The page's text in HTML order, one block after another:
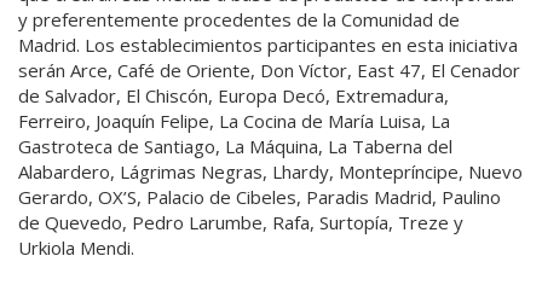
y preferentemente procedentes de la Comunidad de
Madrid. Los establecimientos participantes en esta iniciativa
serán Arce, Café de Oriente, Don Víctor, East 47, El Cenador
de Salvador, El Chiscón, Europa Decó, Extremadura,
Ferreiro, Joaquín Felipe, La Cocina de María Luisa, La
Gastroteca de Santiago, La Máquina, La Taberna del
Alabardero, Lágrimas Negras, Lhardy, Montepríncipe, Nuevo
Gerardo, OX’S, Palacio de Cibeles, Paradis Madrid, Paulino
de Quevedo, Pedro Larumbe, Rafa, Surtopía, Treze y
Urkiola Mendi.